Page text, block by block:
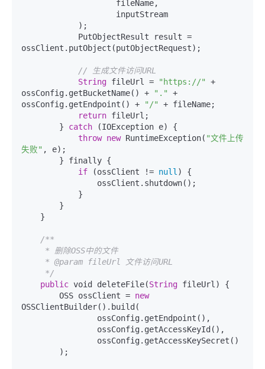
ossClient.putObject(putObjectRequest);
// 生成文件访问URL
String fileUrl = "https://"
+
ossConfig.getBucketName() +
"."
+
ossConfig.getEndpoint() +
"/"
+ fileName;
return fileUrl;
        }
catch (IOException e) {
throw new RuntimeException( "文件上传
失败" , e);
if (ossClient != null ) {
/**
     */
public void deleteFile(String fileUrl) {
        OSS ossClient =
new
OSSClientBuilder().build(